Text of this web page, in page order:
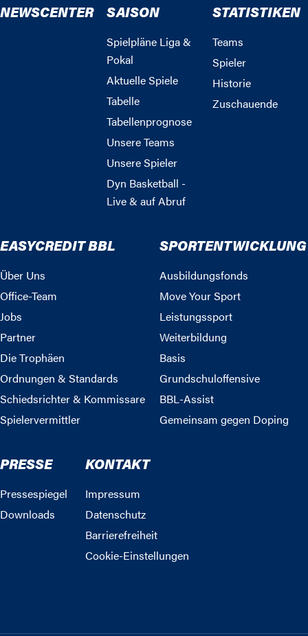
NEWSCENTER SAISON
Spielpläne Liga &
Pokal
Aktuelle Spiele
Tabelle
Tabellenprognose
Unsere Teams
Unsere Spieler
Dyn Basketball -
Live & auf Abruf
STATISTIKEN
Teams
Spieler
Historie
Zuschauende
EASYCREDIT BBL
Über Uns
Office-Team
Jobs
Partner
Die Trophäen
Ordnungen & Standards
Schiedsrichter & Kommissare
Spielervermittler
SPORTENTWICKLUNG
Ausbildungsfonds
Move Your Sport
Leistungssport
Weiterbildung
Basis
Grundschuloffensive
BBL-Assist
Gemeinsam gegen Doping
PRESSE
Pressespiegel
Downloads
KONTAKT
Impressum
Datenschutz
Barrierefreiheit
Cookie-Einstellungen